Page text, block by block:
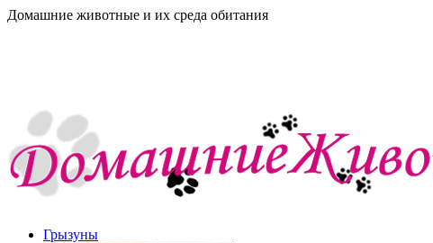
Домашние животные и их среда обитания
Грызуны